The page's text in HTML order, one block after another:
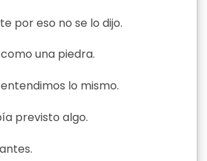
por eso no se lo dijo.
una piedra.
lo mismo.
previsto algo.